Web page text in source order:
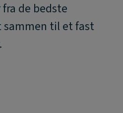
de bedste
sammen til et fast